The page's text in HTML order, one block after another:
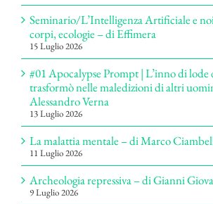
Seminario/L’Intelligenza Artificiale e
corpi, ecologie – di Effimera
15 Luglio 2026
#01 Apocalypse Prompt | L’inno di lode
trasformò nelle maledizioni di altri
Alessandro Verna
13 Luglio 2026
La malattia mentale – di Marco
11 Luglio 2026
Archeologia repressiva – di Gianni
9 Luglio 2026